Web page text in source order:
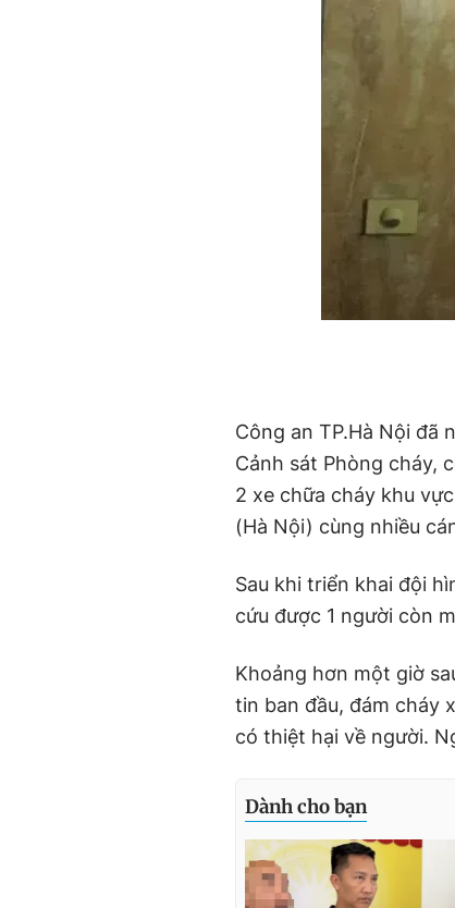
Công an TP.Hà Nội đã
Cảnh sát Phòng cháy,
2 xe chữa cháy khu
(Hà Nội) cùng nhiều
Sau khi triển khai đội
cứu được 1 người còn
Khoảng hơn một giờ
tin ban đầu, đám cháy
có thiệt hại về người.